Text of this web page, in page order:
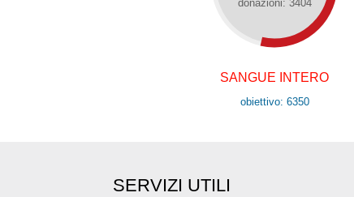
donazioni: 3404
SANGUE INTERO
obiettivo: 6350
SERVIZI UTILI